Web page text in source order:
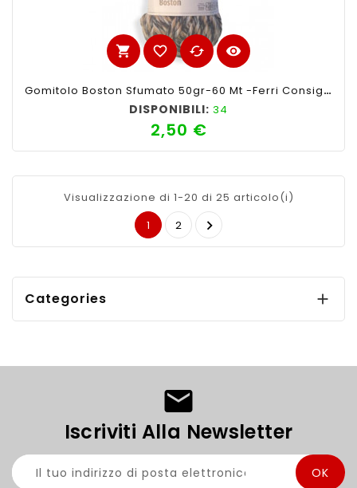
shopping_cart favorite_border cached visibility
Gomitolo Boston Sfumato 50gr-60 Mt -Ferri Consigliati N°7-8 Colore Beige Nero N°282
DISPONIBILI: 34
2,50 €Prezzo
Visualizzazione di 1-20 di 25 articolo(i)
1
2 
Categories 
Iscriviti Alla Newsletter